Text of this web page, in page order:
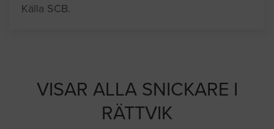
Källa SCB.
VISAR ALLA SNICKARE I
RÄTTVIK